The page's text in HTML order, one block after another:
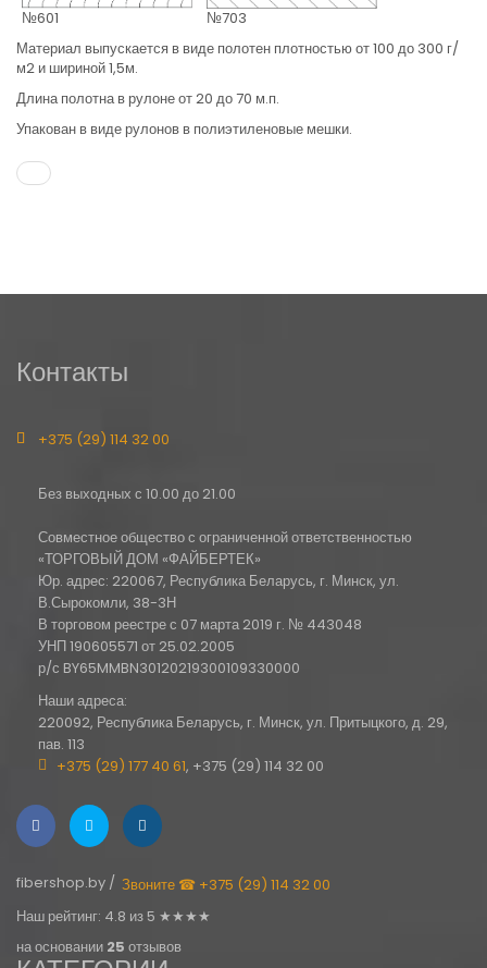
№601
№703
Материал выпускается в виде полотен плотностью от 100 до 300 г/
м2 и шириной 1,5м.
Длина полотна в рулоне от 20 до 70 м.п.
Упакован в виде рулонов в полиэтиленовые мешки.
Контакты
+375 (29) 114 32 00
Без выходных с 10.00 до 21.00
Совместное общество с ограниченной ответственностью
«ТОРГОВЫЙ ДОМ «ФАЙБЕРТЕК»
Юр. адрес: 220067, Республика Беларусь, г. Минск, ул.
В.Сырокомли, 38-3Н
В торговом реестре с 07 марта 2019 г. № 443048
УНП 190605571 от 25.02.2005
р/с BY65MMBN30120219300109330000
Наши адреса:
220092, Республика Беларусь, г. Минск, ул. Притыцкого, д. 29,
пав. 113
+375 (29) 177 40 61, +375 (29) 114 32 00
fibershop.by / Звоните ☎ +375 (29) 114 32 00
Наш рейтинг: 4.8 из 5 ★★★★
на основании 25 отзывов